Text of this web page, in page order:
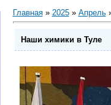
Главная» 2025 » Апрель
Наши химики в Туле